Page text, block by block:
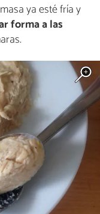
ya esté fría y
forma a las